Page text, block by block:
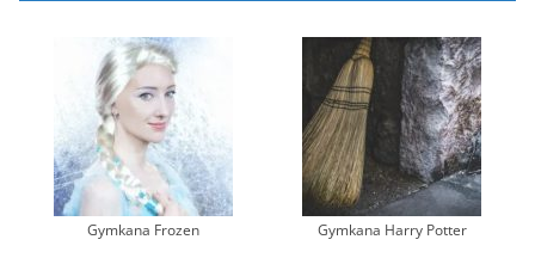
Gymkana Frozen Gymkana Harry Potter